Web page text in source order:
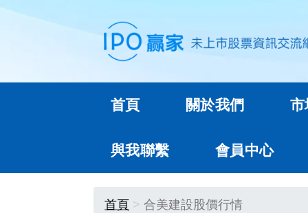
首頁 關於我們 市
與我聯繫 會員中心
首頁 合美建設股價行情